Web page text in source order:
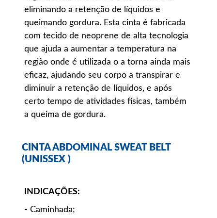
eliminando a retenção de líquidos e
queimando gordura. Esta cinta é fabricada
com tecido de neoprene de alta tecnologia
que ajuda a aumentar a temperatura na
região onde é utilizada o a torna ainda mais
eficaz, ajudando seu corpo a transpirar e
diminuir a retenção de líquidos, e após
certo tempo de atividades físicas, também
a queima de gordura.
CINTA ABDOMINAL SWEAT BELT
(UNISSEX )
INDICAÇÕES:
- Caminhada;